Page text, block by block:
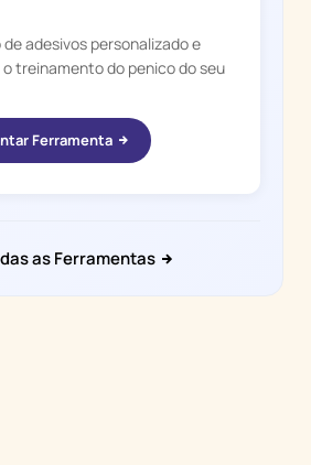
adesivos personalizado e
treinamento do penico do seu
Ferramenta
as Ferramentas